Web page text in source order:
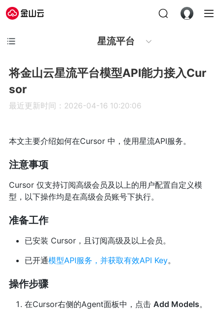
星流平台
将金山云星流平台模型API能力接入Cur
sor
最近更新时间：2026-04-16 10:20:06
本文主要介绍如何在Cursor 中，使用星流API服务。
注意事项
Cursor 仅支持订阅高级会员及以上的用户配置自定义模
型，以下操作均是在高级会员账号下执行。
准备工作
已安装 Cursor，且订阅高级及以上会员。
已开通模型API服务，并获取有效API Key。
操作步骤
在Cursor右侧的Agent面板中，点击 Add Models。